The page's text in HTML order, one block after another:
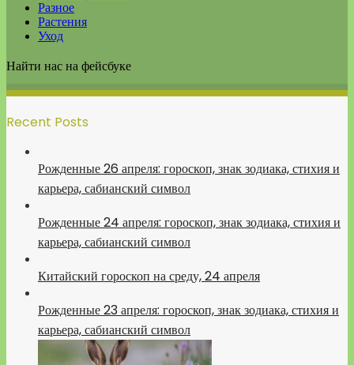
Разное
Растения
Уход
Найти нас на фейсбуке
Recent Posts
Рожденные 26 апреля: гороскоп, знак зодиака, стихия и
карьера, сабианский символ
Рожденные 24 апреля: гороскоп, знак зодиака, стихия и
карьера, сабианский символ
Китайский гороскоп на среду, 24 апреля
Рожденные 23 апреля: гороскоп, знак зодиака, стихия и
карьера, сабианский символ